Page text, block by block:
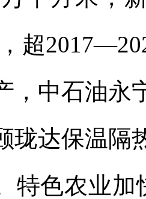
超
，中石油永
珑达保温隔
特色农业